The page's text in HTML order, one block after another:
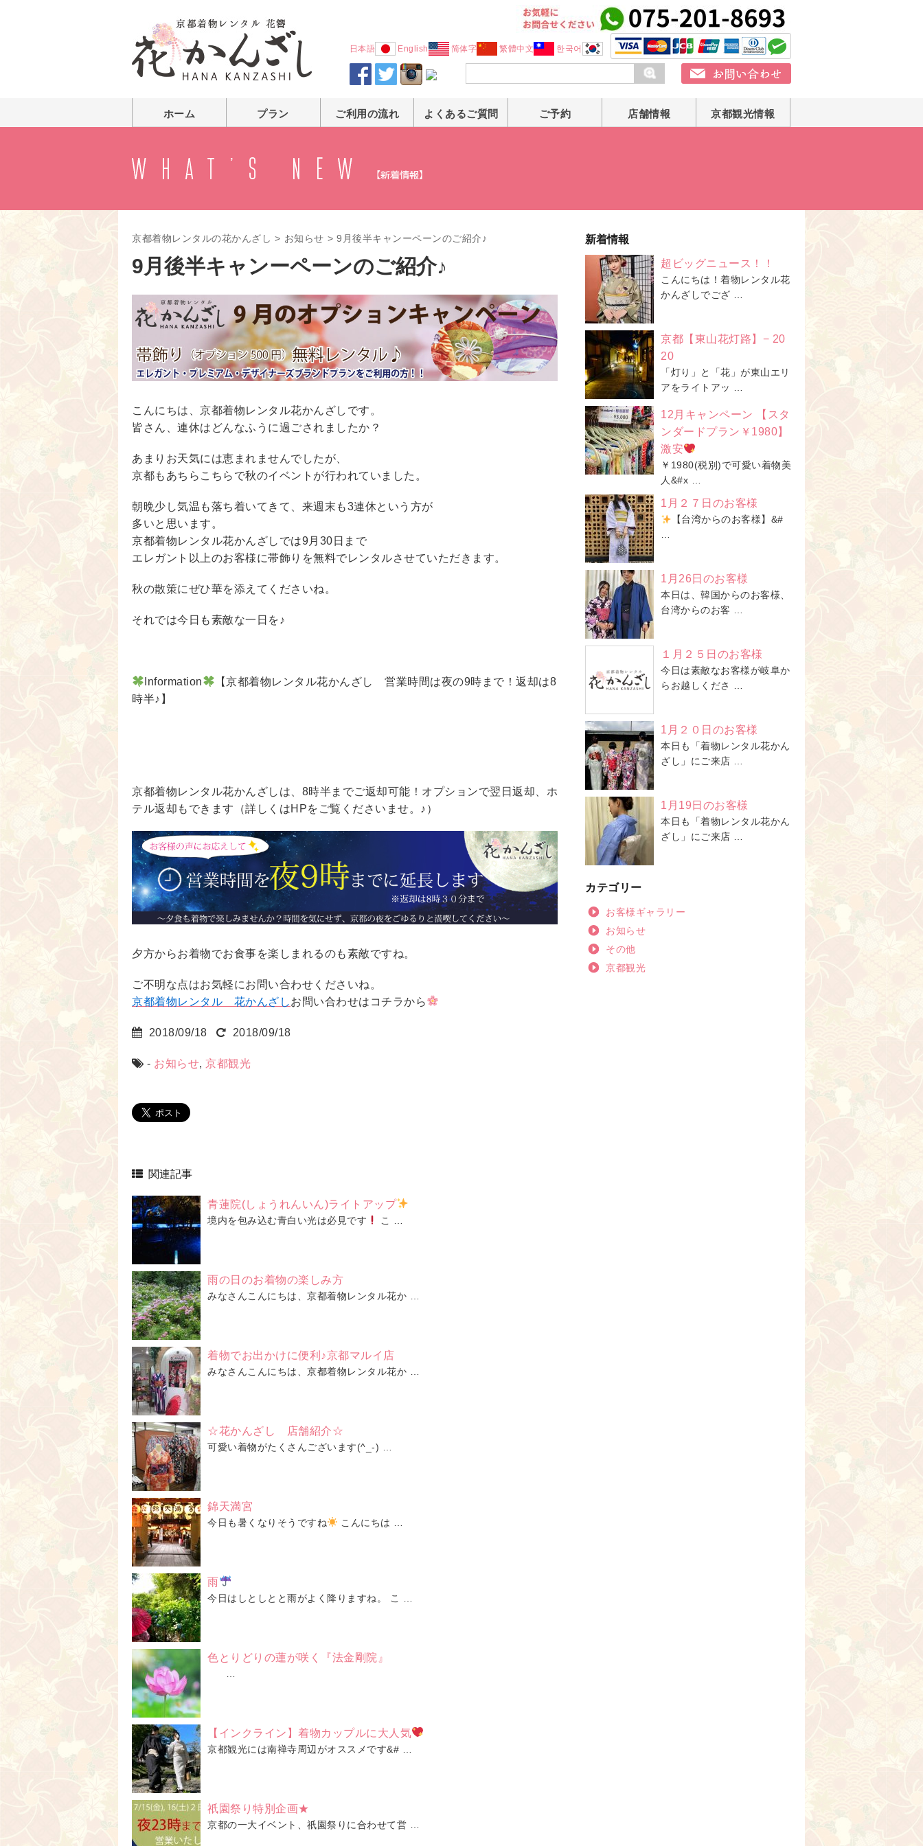
日本語 English 简体字 繁體中文 한국어
ホーム プラン ご利用の流れ よくあるご質問 ご予約 店舗情報 京都観光情報
京都着物レンタルの花かんざし > お知らせ > 9月後半キャンーペーンのご紹介♪
9月後半キャンーペーンのご紹介♪
こんにちは、京都着物レンタル花かんざしです。
皆さん、連休はどんなふうに過ごされましたか？
あまりお天気には恵まれませんでしたが、
京都もあちらこちらで秋のイベントが行われていました。
朝晩少し気温も落ち着いてきて、来週末も3連休という方が
多いと思います。
京都着物レンタル花かんざしでは9月30日まで
エレガント以上のお客様に帯飾りを無料でレンタルさせていただきます。
秋の散策にぜひ華を添えてくださいね。
それでは今日も素敵な一日を♪
Information
【京都着物レンタル花かんざし 営業時間は夜の9時まで！返却は8
時半♪】
京都着物レンタル花かんざしは、8時半までご返却可能！オプションで翌日返却、ホ
テル返却もできます（詳しくはHPをご覧くださいませ。♪）
夕方からお着物でお食事を楽しまれるのも素敵ですね。
ご不明な点はお気軽にお問い合わせくださいね。
京都着物レンタル 花かんざしお問い合わせはコチラから
2018/09/18 2018/09/18
- お知らせ, 京都観光
関連記事
青蓮院(しょうれんいん)ライトアップ
境内を包み込む青白い光は必見です こ …
雨の日のお着物の楽しみ方
みなさんこんにちは、京都着物レンタル花か …
着物でお出かけに便利♪京都マルイ店
みなさんこんにちは、京都着物レンタル花か …
☆花かんざし 店舗紹介☆
可愛い着物がたくさんございます(^_-) …
錦天満宮
今日も暑くなりそうですね こんにちは …
雨
今日はしとしとと雨がよく降りますね。 こ …
色とりどりの蓮が咲く『法金剛院』
【インクライン】着物カップルに大人気
京都観光には南禅寺周辺がオススメです&# …
祇園祭り特別企画★
京都の一大イベント、祇園祭りに合わせて営 …
新着情報
超ビッグニュース！！
こんにちは！着物レンタル花
かんざしでござ …
京都【東山花灯路】− 20
20
「灯り」と「花」が東山エリ
アをライトアッ …
12月キャンペーン 【スタ
ンダードプラン￥1980】
激安
￥1980(税別)で可愛い着物美
人&#x …
1月２７日のお客様
【台湾からのお客様】&#
…
1月26日のお客様
本日は、韓国からのお客様、
台湾からのお客 …
１月２５日のお客様
今日は素敵なお客様が岐阜か
らお越しくださ …
1月２０日のお客様
本日も「着物レンタル花かん
ざし」にご来店 …
1月19日のお客様
本日も「着物レンタル花かん
ざし」にご来店 …
カテゴリー
お客様ギャラリー
お知らせ
その他
京都観光